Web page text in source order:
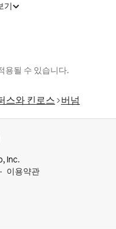
기
용될 수 있습니다.
스와 킨로스 버넘
Inc.
이용약관